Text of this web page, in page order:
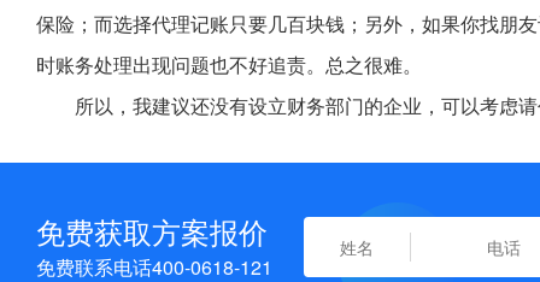
保险；而选择代理记账只要几百块钱；另外，如果你找朋
时账务处理出现问题也不好追责。总之很难。
所以，我建议还没有设立财务部门的企业，可以考虑
免费获取方案报价
免费联系电话400-0618-121